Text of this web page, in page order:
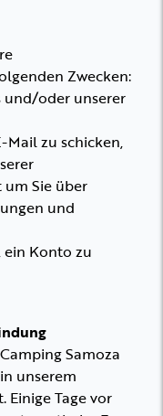
Zwecken:
und/oder unserer
Mail zu schicken,
Sie über
und
Konto zu
Samoza
unserem
Einige Tage vor